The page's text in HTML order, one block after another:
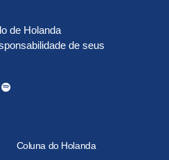
de Holanda
de seus
Coluna do Holanda